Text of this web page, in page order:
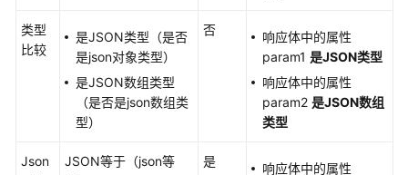
Postman
快
速
添
加
TestPlan
类型
比较
是JSON类型（是否
是json对象类型）
是JSON数组类型
（是否是json数组类
型）
否
响应体中的属性
param1 是JSON类型
响应体中的属性
param2 是JSON数组
类型
Json
JSON等于（json等
是
响应体中的属性